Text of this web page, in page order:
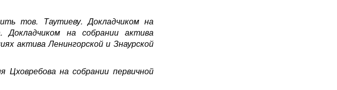
тов. Таутиеву. Докладчиком на
Докладчиком на собрании актива
актива Ленингорской и Знаурской
на собрании первичной